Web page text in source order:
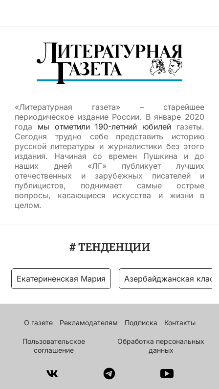
«Литературная газета» – старейшее
периодическое издание России. В январе 2020
года мы отметили 190-летний юбилей газеты.
Сегодня трудно себе представить историю
русской литературы и журналистики без этого
издания. Начиная со времен Пушкина и до
наших дней «ЛГ» публикует лучших
отечественных и зарубежных писателей и
публицистов, поднимает самые острые
вопросы, касающиеся искусства и жизни в
целом.
# ТЕНДЕНЦИИ
Екатериненская Мария Азербайджанская
О газете Рекламодателям Подписка Контакты
Пользовательское
соглашение
Обработка персональных
данных